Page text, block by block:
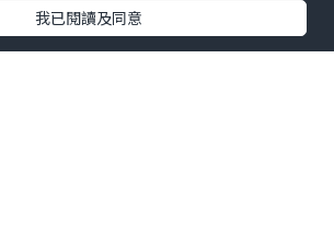
我已閱讀及同意